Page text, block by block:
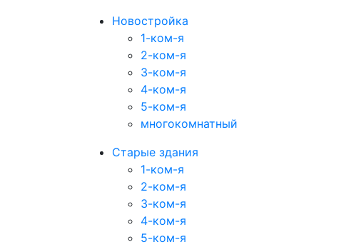
Новостройка
1-ком-я
2-ком-я
3-ком-я
4-ком-я
5-ком-я
многокомнатный
Старые здания
1-ком-я
2-ком-я
3-ком-я
4-ком-я
5-ком-я